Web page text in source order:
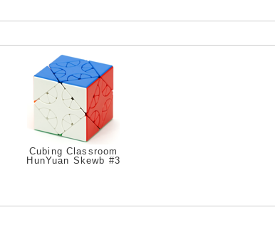
Cubing Classroom
HunYuan Skewb #3